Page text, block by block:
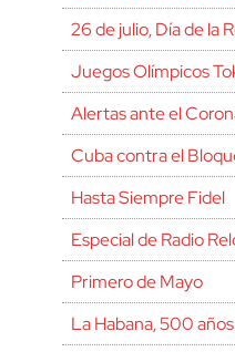
26 de julio, Día de la
Juegos Olímpicos
Alertas ante el
Cuba contra el
Hasta Siempre Fidel
Especial de Radio
Primero de Mayo
La Habana, 500 años